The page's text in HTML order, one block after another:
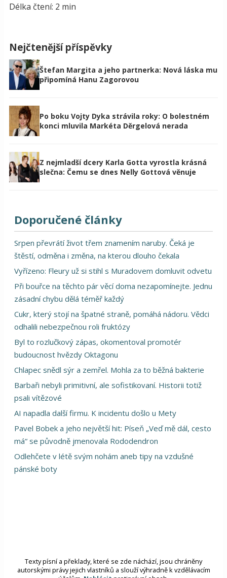
Délka čtení: 2 min
Nejčtenější příspěvky
Štefan Margita a jeho partnerka: Nová láska mu
připomíná Hanu Zagorovou
Po boku Vojty Dyka strávila roky: O bolestném
konci mluvila Markéta Děrgelová nerada
Z nejmladší dcery Karla Gotta vyrostla krásná
slečna: Čemu se dnes Nelly Gottová věnuje
Doporučené články
Srpen převrátí život třem znamením naruby. Čeká je
štěstí, odměna i změna, na kterou dlouho čekala
Vyřízeno: Fleury už si stihl s Muradovem domluvit odvetu
Při bouřce na těchto pár věcí doma nezapomínejte. Jednu
zásadní chybu dělá téměř každý
Cukr, který stojí na špatné straně, pomáhá nádoru. Vědci
odhalili nebezpečnou roli fruktózy
Byl to rozlučkový zápas, okomentoval promotér
budoucnost hvězdy Oktagonu
Chlapec snědl sýr a zemřel. Mohla za to běžná bakterie
Barbaři nebyli primitivní, ale sofistikovaní. Historii totiž
psali vítězové
AI napadla další firmu. K incidentu došlo u Mety
Pavel Bobek a jeho největší hit: Píseň „Veď mě dál, cesto
má“ se původně jmenovala Rododendron
Odlehčete v létě svým nohám aneb tipy na vzdušné
pánské boty
Texty písní a překlady, které se zde náchází, jsou chráněny
autorskými právy jejich vlastníků a slouží výhradně k vzdělávacím